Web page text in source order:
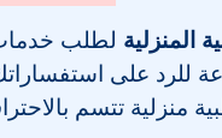
المنزلية لطلب خدمات
للرد على
منزلية تتسم